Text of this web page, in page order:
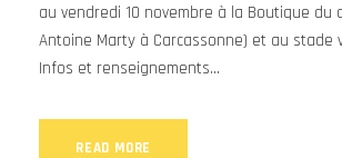
au vendredi 10 novembre à la Boutique du
Antoine Marty à Carcassonne) et au stade
Infos et renseignements...
READ MORE